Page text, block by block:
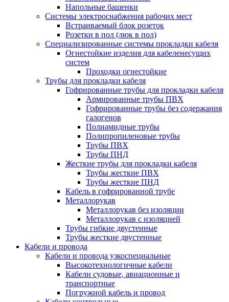
Напольные башенки
Системы электроснабжения рабочих мест
Встраиваемый блок розеток
Розетки в пол (люк в пол)
Специализированные системы прокладки кабеля
Огнестойкие изделия для кабеленесущих
систем
Проходки огнестойкие
Трубы для прокладки кабеля
Гофрированные трубы для прокладки кабеля
Армированные трубы ПВХ
Гофрированные трубы без содержания
галогенов
Полиамидные трубы
Полипропиленовые трубы
Трубы ПВХ
Трубы ПНД
Жесткие трубы для прокладки кабеля
Трубы жесткие ПВХ
Трубы жесткие ПНД
Кабель в гофрированной трубе
Металлорукав
Металлорукав без изоляции
Металлорукав с изоляцией
Трубы гибкие двустенные
Трубы жесткие двустенные
Кабели и провода
Кабели и провода узкоспециальные
Высокотехнологичные кабели
Кабели судовые, авиационные и
транспортные
Погружной кабель и провод